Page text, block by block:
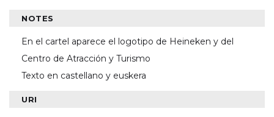
NOTES
En el cartel aparece el logotipo de Heineken y del
Centro de Atracción y Turismo
Texto en castellano y euskera
URI